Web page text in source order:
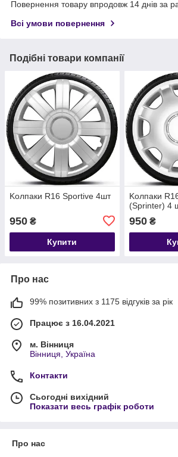
Повернення товару впродовж 14 днів за
Всі умови повернення
Подібні товари компанії
Kолпаки R16 Sportive 4шт
950 ₴
Купити
Kолпаки
(Sprinter) 4
950₴
Про нас
99% позитивних з 1175 відгуків за рік
Працює з 16.04.2021
м. Вінниця
Вінниця, Україна
Контакти
Сьогодні вихідний
Показати весь графік роботи
Про нас